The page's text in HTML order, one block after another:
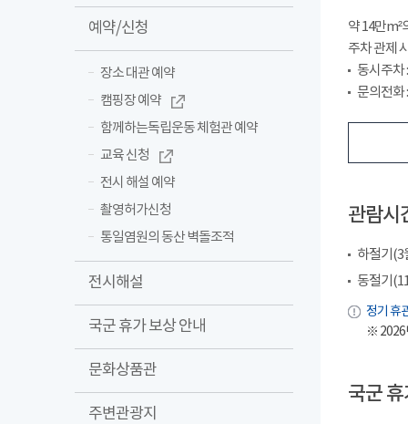
예약/신청
장소 대관 예약
캠핑장 예약
함께하는독립운동 체험관 예약
교육 신청
전시 해설 예약
촬영허가신청
통일염원의 동산 벽돌조적
전시해설
국군 휴가 보상 안내
문화상품관
주변관광지
약 14만m²
주차 관제
동시주차
문의전화
관람시
하절기(3
동절기
정기 휴
※ 2026
국군